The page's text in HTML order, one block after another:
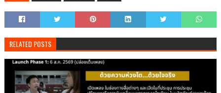
RELATED POSTS